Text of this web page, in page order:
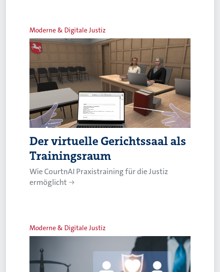
Moderne & Digitale Justiz
Der virtuelle Gerichtssaal als
Trainingsraum
Wie CourtnAI Praxistraining für die Justiz
ermöglicht
Moderne & Digitale Justiz